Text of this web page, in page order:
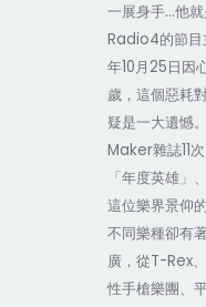
一展身手…他就
Radio4的節目
年10 月 25 日因
歲，這個惡耗
疑是一大遺憾。
Maker雜誌11
「年度英雄」
這位樂界景仰
不同樂種卻有
廣，從T-Rex、
性手槍樂團、